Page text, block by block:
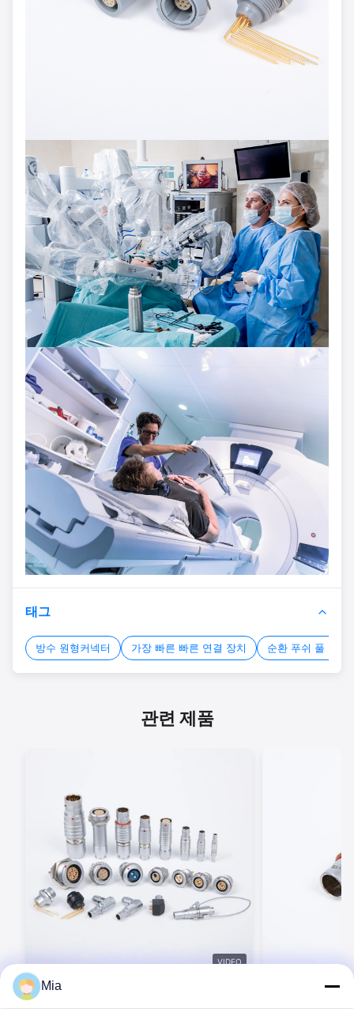
태그
방수 원형커넥터 가장 빠른 빠른 연결 장치 순환 푸쉬 풀 연결
관련 제품
VIDEO
BEXKOM B 시리즈 크기 00B ~ 4B 2 ~ 48
Mia